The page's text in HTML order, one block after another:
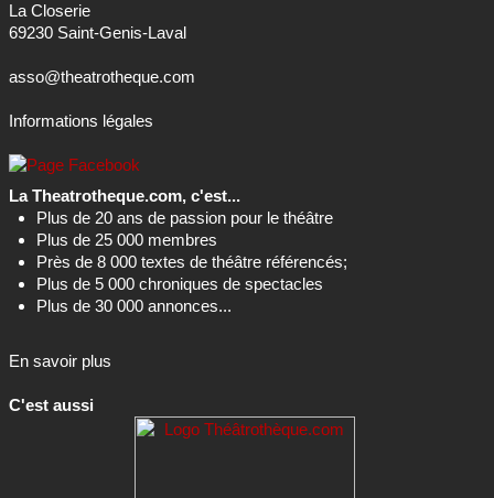
La Closerie
69230 Saint-Genis-Laval
asso@theatrotheque.com
Informations légales
La Theatrotheque.com, c'est...
Plus de 20 ans de passion pour le théâtre
Plus de 25 000 membres
Près de 8 000 textes de théâtre référencés;
Plus de 5 000 chroniques de spectacles
Plus de 30 000 annonces...
En savoir plus
C'est aussi